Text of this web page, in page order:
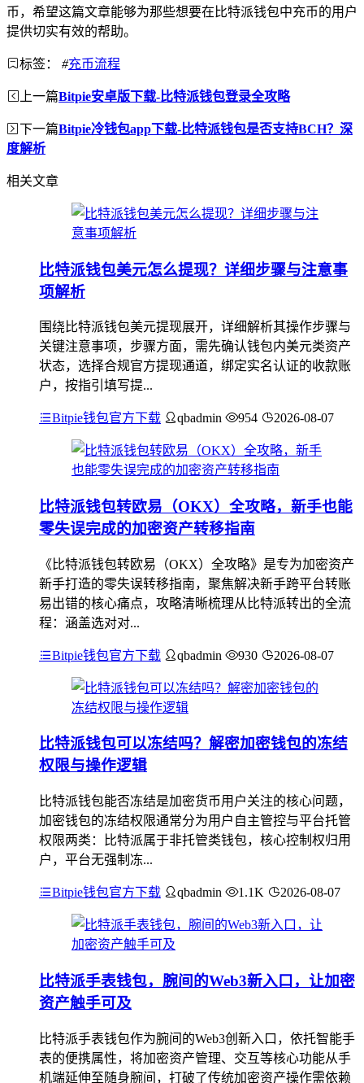
币，希望这篇文章能够为那些想要在比特派钱包中充币的用户
提供切实有效的帮助。
标签： #充币流程
上一篇Bitpie安卓版下载-比特派钱包登录全攻略
下一篇Bitpie冷钱包app下载-比特派钱包是否支持BCH？深
度解析
相关文章
比特派钱包美元怎么提现？详细步骤与注意事
项解析
围绕比特派钱包美元提现展开，详细解析其操作步骤与
关键注意事项，步骤方面，需先确认钱包内美元类资产
状态，选择合规官方提现通道，绑定实名认证的收款账
户，按指引填写提...
Bitpie钱包官方下载 qbadmin 954 2026-08-07
比特派钱包转欧易（OKX）全攻略，新手也能
零失误完成的加密资产转移指南
《比特派钱包转欧易（OKX）全攻略》是专为加密资产
新手打造的零失误转移指南，聚焦解决新手跨平台转账
易出错的核心痛点，攻略清晰梳理从比特派转出的全流
程：涵盖选对对...
Bitpie钱包官方下载 qbadmin 930 2026-08-07
比特派钱包可以冻结吗？解密加密钱包的冻结
权限与操作逻辑
比特派钱包能否冻结是加密货币用户关注的核心问题，
加密钱包的冻结权限通常分为用户自主管控与平台托管
权限两类：比特派属于非托管类钱包，核心控制权归用
户，平台无强制冻...
Bitpie钱包官方下载 qbadmin 1.1K 2026-08-07
比特派手表钱包，腕间的Web3新入口，让加密
资产触手可及
比特派手表钱包作为腕间的Web3创新入口，依托智能手
表的便携属性，将加密资产管理、交互等核心功能从手
机端延伸至随身腕间，打破了传统加密资产操作需依赖